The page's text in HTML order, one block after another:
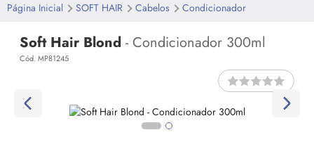
Página Inicial SOFT HAIR Cabelos Condicionador
Soft Hair Blond - Condicionador 300ml
Cód. MP81245